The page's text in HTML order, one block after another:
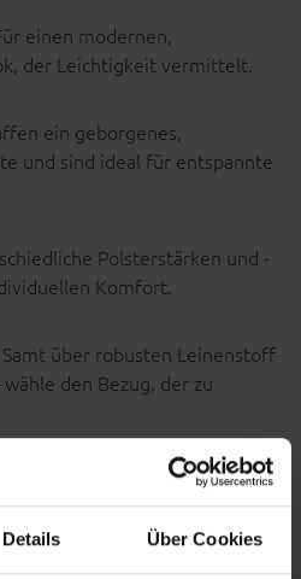
Details Über Cookies
einen modernen,
der Leichtigkeit vermittelt.
ein geborgenes,
und sind ideal für entspannte
Polsterstärken und -
Komfort.
über robusten Leinenstoff
den Bezug, der zu
breiten Palette von Farben